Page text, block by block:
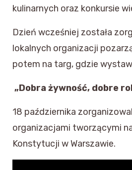
kulinarnych oraz konkursie
Dzień wcześniej została
lokalnych organizacji
potem na targ, gdzie
„Dobra żywność, dobre
18 października
organizacjami tworzącymi
Konstytucji w Warszawie.